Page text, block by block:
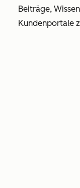
Beiträge,
Kundenportale